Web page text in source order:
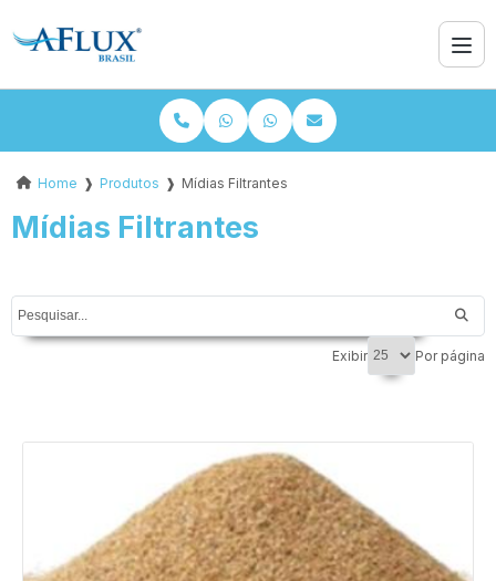
Home ❱ Produtos ❱ Mídias Filtrantes
Mídias Filtrantes
Exibir Por página